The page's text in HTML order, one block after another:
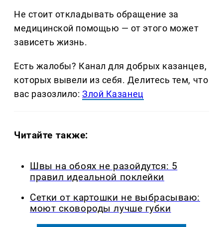
Не стоит откладывать обращение за
медицинской помощью — от этого может
зависеть жизнь.
Есть жалобы? Канал для добрых казанцев,
которых вывели из себя. Делитеcь тем, что
вас разозлило:Злой Казанец
Читайте также:
Швы на обоях не разойдутся: 5
правил идеальной поклейки
Сетки от картошки не выбрасываю:
моют сковороды лучше губки